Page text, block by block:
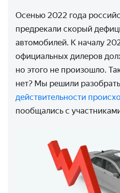
Осенью 2022 года
предрекали скорый
автомобилей. К началу
официальных дилеров
но этого не произошло.
нет? Мы решили
действительности
пообщались с